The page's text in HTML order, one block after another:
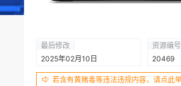
最后修改
2025年02月10日
资源编号
20469
若含有黄赌毒等违法违规内容，请点此举